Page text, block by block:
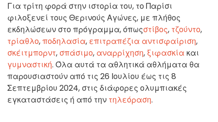
Για τρίτη φορά στην ιστορία του, το Παρίσι
φιλοξενεί τους Θερινούς Αγώνες, με πλήθος
εκδηλώσεων στο πρόγραμμα, όπωςστίβος, τζούντο,
τρίαθλο,ποδηλασία, επιτραπέζια αντισφαίριση,
σκέιτμπορντ, σπάσιμο, αναρρίχηση, ξιφασκία και
γυμναστική. Όλα αυτά τα αθλητικά αθλήματα θα
παρουσιαστούν από τις 26 Ιουλίου έως τις 8
Σεπτεμβρίου 2024, στις διάφορες ολυμπιακές
εγκαταστάσεις ή από την τηλεόραση.